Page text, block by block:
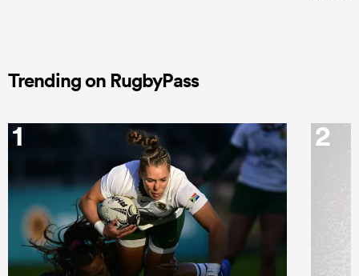
Trending on RugbyPass
1 2